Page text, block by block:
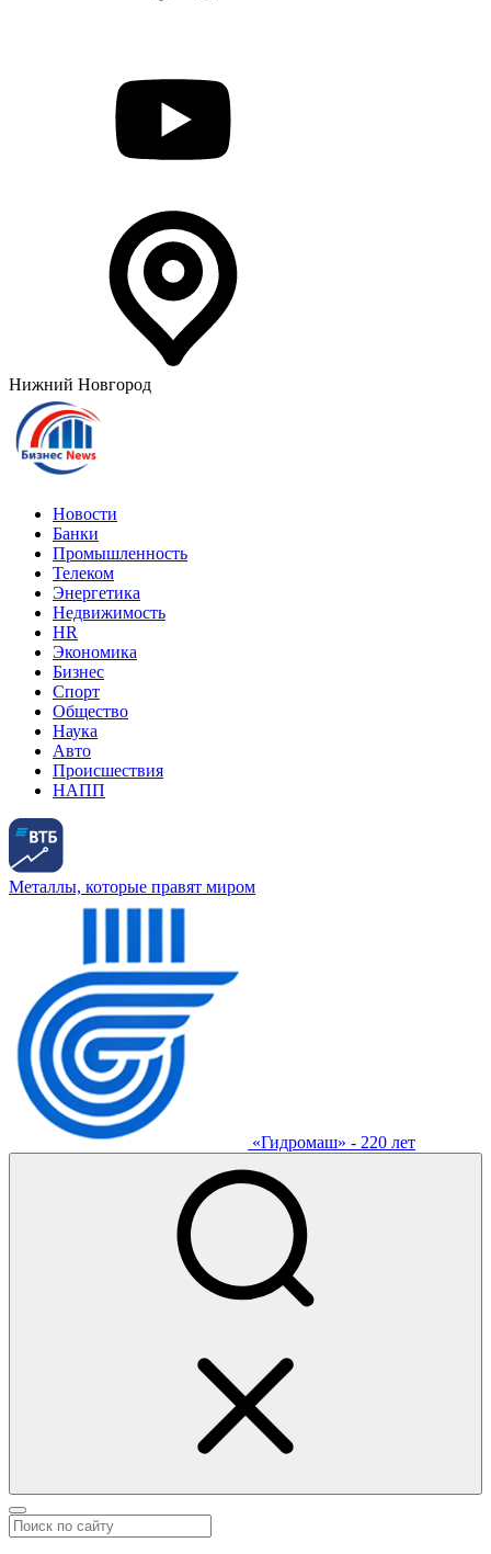
Нижний Новгород
Новости
Банки
Промышленность
Телеком
Энергетика
Недвижимость
HR
Экономика
Бизнес
Спорт
Общество
Наука
Авто
Происшествия
НАПП
Металлы, которые правят миром
«Гидромаш» - 220 лет